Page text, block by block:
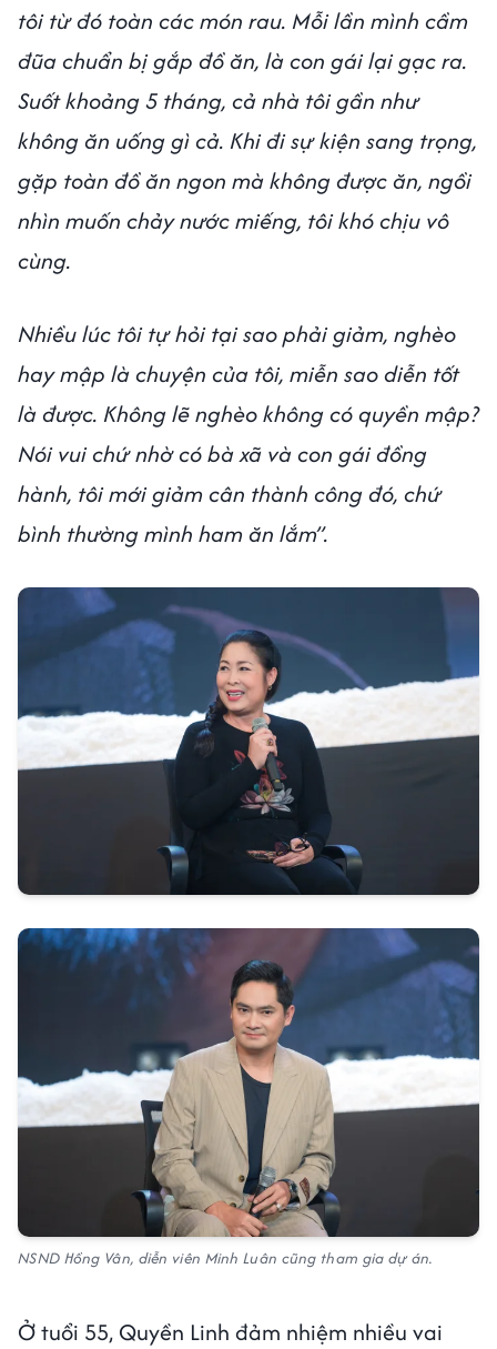
tôi từ đó toàn các món rau. Mỗi lần mình cầm
đũa chuẩn bị gắp đồ ăn, là con gái lại gạc ra.
Suốt khoảng 5 tháng, cả nhà tôi gần như
không ăn uống gì cả. Khi đi sự kiện sang trọng,
gặp toàn đồ ăn ngon mà không được ăn, ngồi
nhìn muốn chảy nước miếng, tôi khó chịu vô
cùng.
Nhiều lúc tôi tự hỏi tại sao phải giảm, nghèo
hay mập là chuyện của tôi, miễn sao diễn tốt
là được. Không lẽ nghèo không có quyền mập?
Nói vui chứ nhờ có bà xã và con gái đồng
hành, tôi mới giảm cân thành công đó, chứ
bình thường mình ham ăn lắm”.
NSND Hồng Vân, diễn viên Minh Luân cũng tham gia dự án.
Ở tuổi 55, Quyền Linh đảm nhiệm nhiều vai